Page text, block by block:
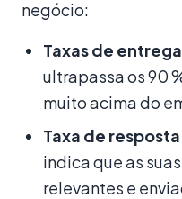
negócio:
Taxas de
ultrapassa os 90
muito acima do
Taxa de
indica que as
relevantes e